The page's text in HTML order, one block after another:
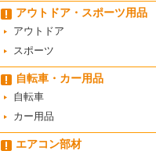
アウトドア・スポーツ用品
アウトドア
スポーツ
自転車・カー用品
自転車
カー用品
エアコン部材